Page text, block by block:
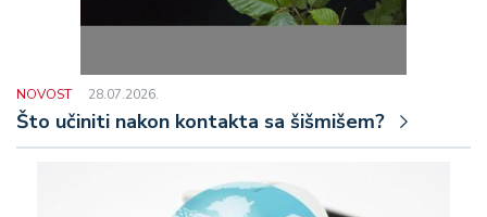
NOVOST 28.07.2026.
Što učiniti nakon kontakta sa šišmišem?